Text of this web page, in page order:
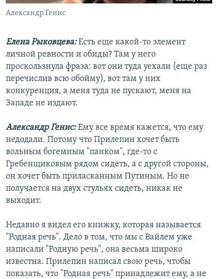
Александр Генис
Елена Рыковцева:Есть еще какой-то элемент
личной ревности и обиды? Там у него
проскользнула фраза: вот они туда уехали (еще раз
перечислив всю обойму), вот там у них
конкуренция, а меня туда не пускают, меня на
Западе не издают.
Александр Генис:Ему все время кажется, что ему
недодали. Потому что Прилепин хочет быть
вольным богемным "панком", где-то с
Гребенщиковым рядом сидеть, а с другой стороны,
он хочет быть приласканным Путиным. Но не
получается на двух стульях сидеть, никак не
выходит.
Недавно я видел его книжку, которая называется
"Родная речь". Дело в том, что мы с Вайлем уже
написали "Родную речь", она весьма широко
известна. Прилепин написал свою речь, чтобы
показать, что "Родная речь" принадлежит ему, а не